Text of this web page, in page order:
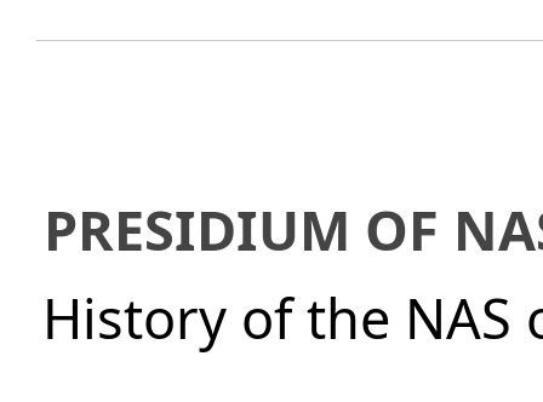
PRESIDIUM OF
History of the NAS